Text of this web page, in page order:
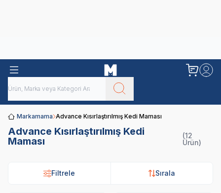
Markamama Advance Kısırlaştırılmış Kedi Maması
Advance Kısırlaştırılmış Kedi
Maması
(12
Ürün)
Filtrele Sırala